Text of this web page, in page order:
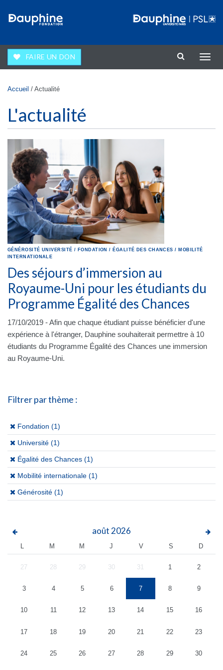
FAIRE UN DON
la
Vous êtes ici
Accueil / Actualité
L'actualité
GÉNÉROSITÉ UNIVERSITÉ / FONDATION / ÉGALITÉ DES CHANCES / MOBILITÉ
INTERNATIONALE
Des séjours d’immersion au
Royaume-Uni pour les étudiants du
Programme Égalité des Chances
17/10/2019 - Afin que chaque étudiant puisse bénéficier d'une
expérience à l'étranger, Dauphine souhaiterait permettre à 10
étudiants du Programme Égalité des Chances une immersion
au Royaume-Uni.
Filtrer par thème :
(x)
Fondation (1)
(x)
Université (1)
(x)
Égalité des Chances (1)
(x)
Mobilité internationale (1)
(x)
Générosité (1)
août 2026
L M M J V S D
27 28 29 30 31 1 2
3 4 5 6 7 8 9
10 11 12 13 14 15 16
17 18 19 20 21 22 23
24 25 26 27 28 29 30